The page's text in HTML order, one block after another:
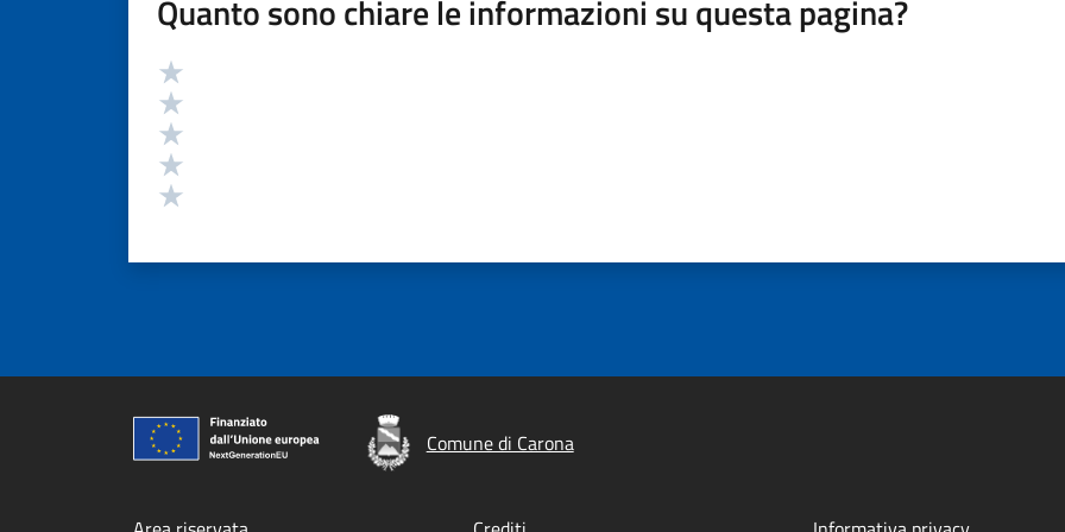
Quanto sono chiare le informazioni su questa pagina?
Valutazione
Comune di Carona